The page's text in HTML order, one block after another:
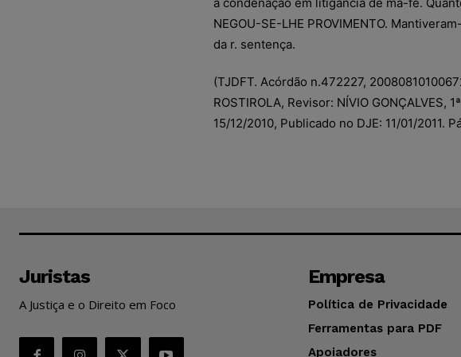
NEGOU-SE-LHE PROVIMENTO.
da r. sentença.
(TJDFT. Acórdão n.472227,
ROSTIROLA, Revisor: NÍVIO GONÇALVES,
15/12/2010, Publicado no DJE: 11/01/2011.
Juristas
A Justiça e o Direito em Foco
Empresa
Política de Privacidade
Ferramentas para PDF
Apoiadores